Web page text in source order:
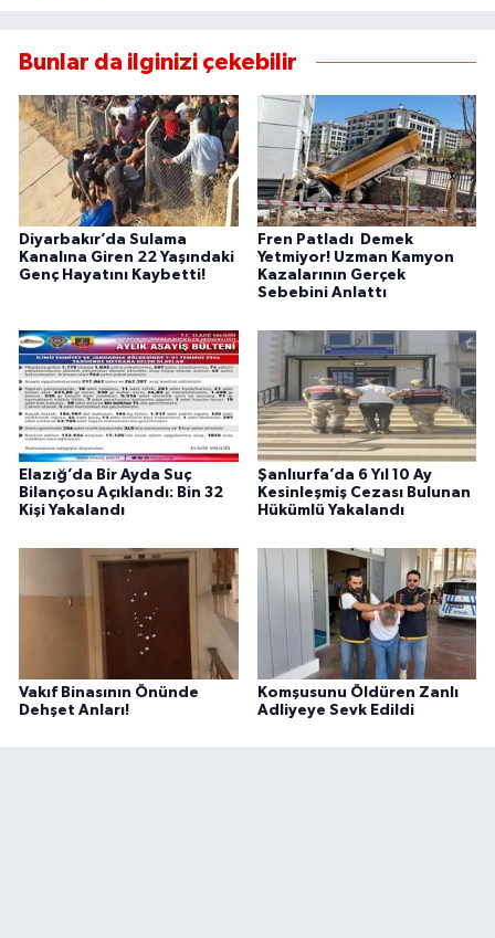
Bunlar da ilginizi çekebilir
Diyarbakır’da Sulama
Kanalına Giren 22 Yaşındaki
Genç Hayatını Kaybetti!
Fren Patladı Demek
Yetmiyor! Uzman Kamyon
Kazalarının Gerçek
Sebebini Anlattı
Elazığ’da Bir Ayda Suç
Bilançosu Açıklandı: Bin 32
Kişi Yakalandı
Şanlıurfa’da 6 Yıl 10 Ay
Kesinleşmiş Cezası Bulunan
Hükümlü Yakalandı
Vakıf Binasının Önünde
Dehşet Anları!
Komşusunu Öldüren Zanlı
Adliyeye Sevk Edildi